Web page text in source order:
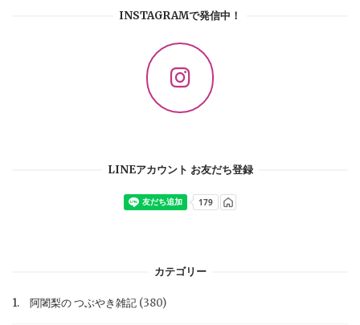
INSTAGRAMで発信中！
LINEアカウント お友だち登録
カテゴリー
1. 阿闍梨の つぶやき雑記 (380)